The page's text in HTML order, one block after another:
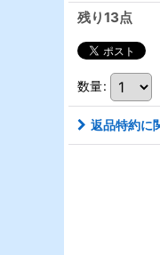
残り13点
数量:
返品特約に